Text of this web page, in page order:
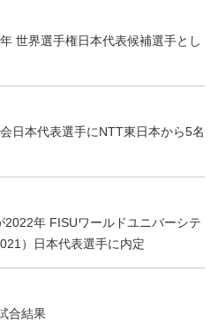
世界選手権日本代表候補選手とし
日本代表選手にNTT東日本から5名
2022年 FISUワールドユニバーシテ
）日本代表選手に内定
合結果